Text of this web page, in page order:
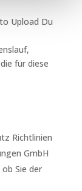
Upload Du
für diese
Richtlinien
GmbH
Sie der